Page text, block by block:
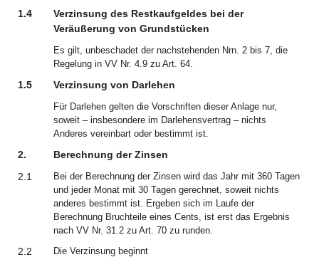
1.4
Verzinsung des Restkaufgeldes bei der
Veräußerung von Grundstücken
Es gilt, unbeschadet der nachstehenden Nrn. 2 bis 7, die
Regelung in VV Nr. 4.9 zu Art. 64.
1.5 Verzinsung von Darlehen
Für Darlehen gelten die Vorschriften dieser Anlage nur,
soweit – insbesondere im Darlehensvertrag – nichts
Anderes vereinbart oder bestimmt ist.
2.
Berechnung der Zinsen
2.1
Bei der Berechnung der Zinsen wird das Jahr mit 360 Tagen
und jeder Monat mit 30 Tagen gerechnet, soweit nichts
anderes bestimmt ist. Ergeben sich im Laufe der
Berechnung Bruchteile eines Cents, ist erst das Ergebnis
nach VV Nr. 31.2 zu Art. 70 zu runden.
2.2 Die Verzinsung beginnt